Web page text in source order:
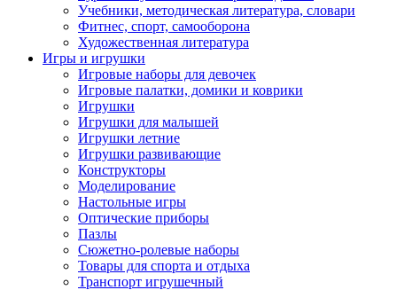
Учебники, методическая литература, словари
Фитнес, спорт, самооборона
Художественная литература
Игры и игрушки
Игровые наборы для девочек
Игровые палатки, домики и коврики
Игрушки
Игрушки для малышей
Игрушки летние
Игрушки развивающие
Конструкторы
Моделирование
Настольные игры
Оптические приборы
Пазлы
Сюжетно-ролевые наборы
Товары для спорта и отдыха
Транспорт игрушечный